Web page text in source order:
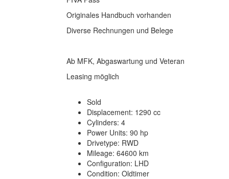
Originales Handbuch vorhanden
Diverse Rechnungen und Belege
Ab MFK, Abgaswartung und Veteran
Leasing möglich
Sold
Displacement: 1290 cc
Cylinders: 4
Power Units: 90 hp
Drivetype: RWD
Mileage: 64600 km
Configuration: LHD
Condition: Oldtimer